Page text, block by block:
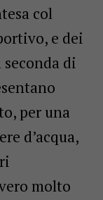
col
e dei
di
per una
d’acqua,
molto